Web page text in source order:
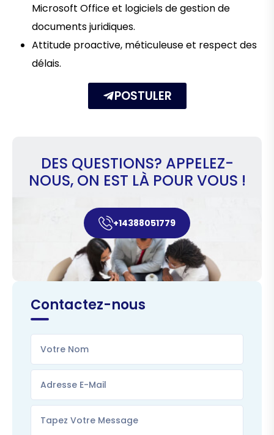
Microsoft Office et logiciels de gestion de
documents juridiques.
Attitude proactive, méticuleuse et respect des
délais.
POSTULER
DES QUESTIONS? APPELEZ-
NOUS, ON EST LÀ POUR VOUS !
+14388051779
Contactez-nous